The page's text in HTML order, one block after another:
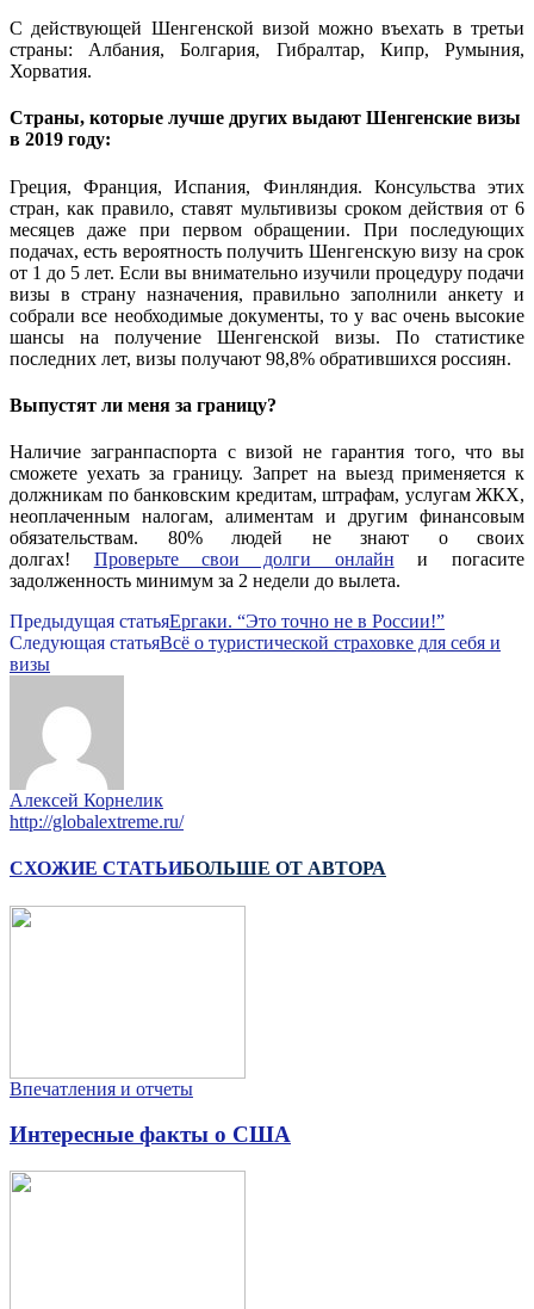
С действующей Шенгенской визой можно въехать в третьи
страны: Албания, Болгария, Гибралтар, Кипр, Румыния,
Хорватия.
Страны, которые лучше других выдают Шенгенские визы
в 2019 году:
Греция, Франция, Испания, Финляндия. Консульства этих
стран, как правило, ставят мультивизы сроком действия от 6
месяцев даже при первом обращении. При последующих
подачах, есть вероятность получить Шенгенскую визу на срок
от 1 до 5 лет. Если вы внимательно изучили процедуру подачи
визы в страну назначения, правильно заполнили анкету и
собрали все необходимые документы, то у вас очень высокие
шансы на получение Шенгенской визы. По статистике
последних лет, визы получают 98,8% обратившихся россиян.
Выпустят ли меня за границу?
Наличие загранпаспорта с визой не гарантия того, что вы
сможете уехать за границу. Запрет на выезд применяется к
должникам по банковским кредитам, штрафам, услугам ЖКХ,
неоплаченным налогам, алиментам и другим финансовым
обязательствам. 80% людей не знают о своих
долгах! Проверьте свои долги онлайн и погасите
задолженность минимум за 2 недели до вылета.
Предыдущая статьяЕргаки. “Это точно не в России!”
Следующая статьяВсё о туристической страховке для себя и
визы
Алексей Корнелик
http://globalextreme.ru/
СХОЖИЕ СТАТЬИБОЛЬШЕ ОТ АВТОРА
Впечатления и отчеты
Интересные факты о США